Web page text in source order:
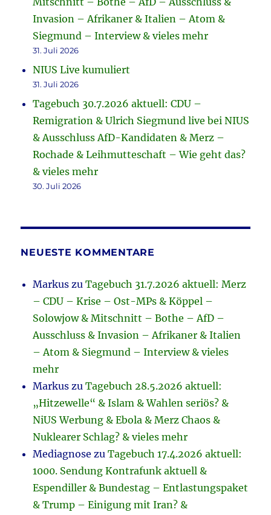
Invasion – Afrikaner & Italien – Atom &
Siegmund – Interview & vieles mehr
31. Juli 2026
NIUS Live kumuliert
31. Juli 2026
Tagebuch 30.7.2026 aktuell: CDU –
Remigration & Ulrich Siegmund live bei NIUS
& Ausschluss AfD-Kandidaten & Merz –
Rochade & Leihmutteschaft – Wie geht das?
& vieles mehr
30. Juli 2026
NEUESTE KOMMENTARE
Markus zuTagebuch 31.7.2026 aktuell: Merz
– CDU – Krise – Ost-MPs & Köppel –
Solowjow & Mitschnitt – Bothe – AfD –
Ausschluss & Invasion – Afrikaner & Italien
– Atom & Siegmund – Interview & vieles
mehr
Markus zuTagebuch 28.5.2026 aktuell:
„Hitzewelle“ & Islam & Wahlen seriös? &
NiUS Werbung & Ebola & Merz Chaos &
Nuklearer Schlag? & vieles mehr
Mediagnose zuTagebuch 17.4.2026 aktuell:
1000. Sendung Kontrafunk aktuell &
Espendiller & Bundestag – Entlastungspaket
& Trump – Einigung mit Iran? &